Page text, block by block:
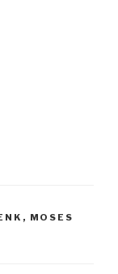
, MOSES